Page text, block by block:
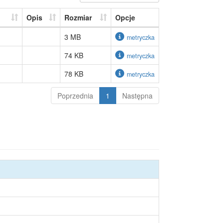
Opis Rozmiar
Opcje
3 MB metryczka
74 KB metryczka
78 KB metryczka
Poprzednia 1 Następna